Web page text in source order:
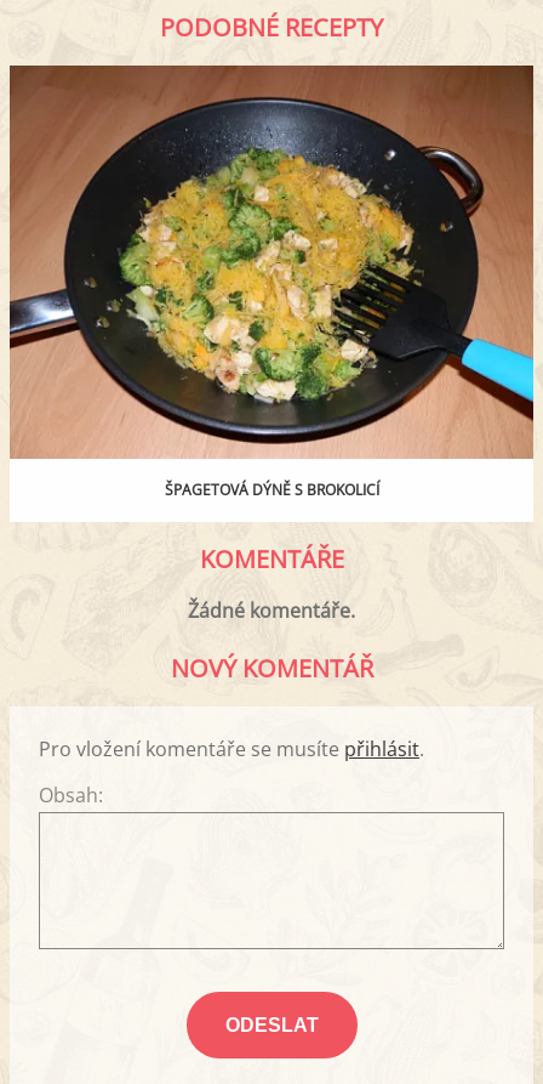
PODOBNÉ RECEPTY
ŠPAGETOVÁ DÝNĚ S BROKOLICÍ
KOMENTÁŘE
Žádné komentáře.
NOVÝ KOMENTÁŘ
Pro vložení komentáře se musíte přihlásit.
Obsah: